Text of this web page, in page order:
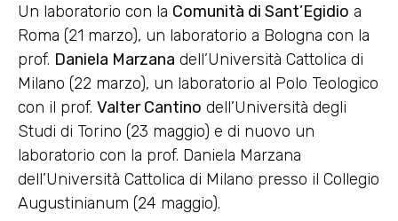
Un laboratorio con la Comunità di Sant’Egidio a
Roma (21 marzo), un laboratorio a Bologna con la
prof. Daniela Marzana dell’Università Cattolica di
Milano (22 marzo), un laboratorio al Polo Teologico
con il prof. Valter Cantino dell’Università degli
Studi di Torino (23 maggio) e di nuovo un
laboratorio con la prof. Daniela Marzana
dell’Università Cattolica di Milano presso il Collegio
Augustinianum (24 maggio).